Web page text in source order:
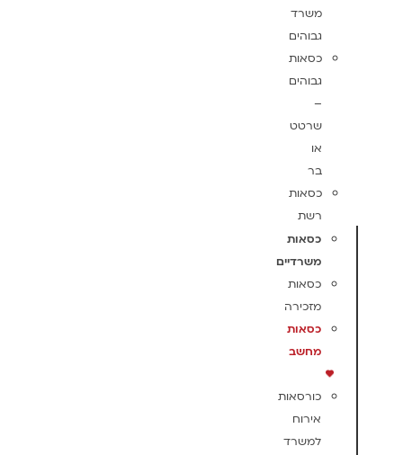
משרד
גבוהים
כסאות
גבוהים
–
שרטט
או
בר
כסאות
רשת
כסאות
משרדיים
כסאות
מזכירה
כסאות
מחשב
כורסאות
אירוח
למשרד